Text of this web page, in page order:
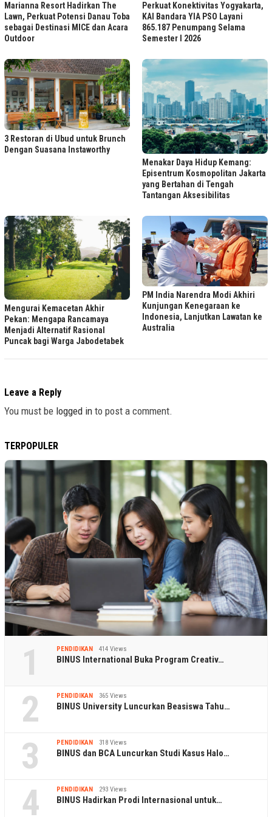
Marianna Resort Hadirkan The
Lawn, Perkuat Potensi Danau Toba
sebagai Destinasi MICE dan Acara
Outdoor
Perkuat Konektivitas Yogyakarta,
KAI Bandara YIA PSO Layani
865.187 Penumpang Selama
Semester I 2026
3 Restoran di Ubud untuk Brunch
Dengan Suasana Instaworthy
Menakar Daya Hidup Kemang:
Episentrum Kosmopolitan Jakarta
yang Bertahan di Tengah
Tantangan Aksesibilitas
Mengurai Kemacetan Akhir
Pekan: Mengapa Rancamaya
Menjadi Alternatif Rasional
Puncak bagi Warga Jabodetabek
PM India Narendra Modi Akhiri
Kunjungan Kenegaraan ke
Indonesia, Lanjutkan Lawatan ke
Australia
Leave a Reply
You must be logged in to post a comment.
TERPOPULER
1 PENDIDIKAN 414 Views
BINUS International Buka Program Creativ…
2 PENDIDIKAN 365 Views
BINUS University Luncurkan Beasiswa Tahu…
3 PENDIDIKAN 318 Views
BINUS dan BCA Luncurkan Studi Kasus Halo…
4 PENDIDIKAN 293 Views
BINUS Hadirkan Prodi Internasional untuk…